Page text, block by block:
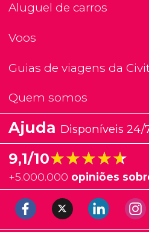
Aluguel de carros
Voos
Guias de viagens da
Quem somos
Ajuda Disponíveis 24/
9,1/10★★★★★
★★★★★
+5.000.000 opiniões